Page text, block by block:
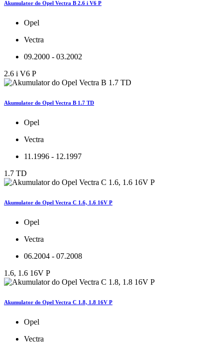
Akumulator do Opel Vectra B 2.6 i V6 P
Opel
Vectra
09.2000 - 03.2002
2.6 i V6 P
Akumulator do Opel Vectra B 1.7 TD
Opel
Vectra
11.1996 - 12.1997
1.7 TD
Akumulator do Opel Vectra C 1.6, 1.6 16V P
Opel
Vectra
06.2004 - 07.2008
1.6, 1.6 16V P
Akumulator do Opel Vectra C 1.8, 1.8 16V P
Opel
Vectra